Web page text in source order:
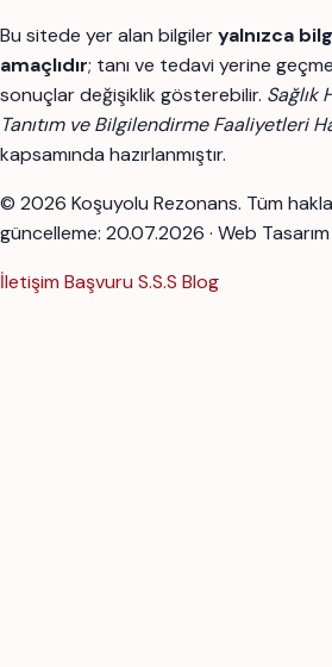
Bu sitede yer alan bilgileryalnızca
amaçlıdır; tanı ve tedavi yerine
sonuçlar değişiklik gösterebilir. Sağlık
Tanıtım ve Bilgilendirme Faaliyetleri
kapsamında hazırlanmıştır.
© 2026 Koşuyolu Rezonans. Tüm
güncelleme: 20.07.2026 · Web Tasarım
İletişim Başvuru S.S.S Blog